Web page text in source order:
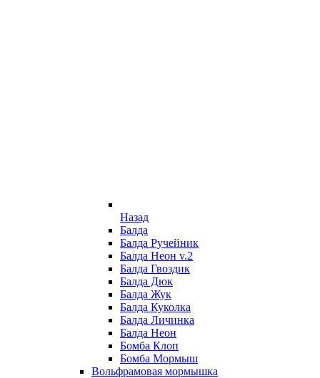
Назад
Балда
Балда Ручейник
Балда Неон v.2
Балда Гвоздик
Балда Дюк
Балда Жук
Балда Куколка
Балда Личинка
Балда Неон
Бомба Клоп
Бомба Мормыш
Вольфрамовая мормышка